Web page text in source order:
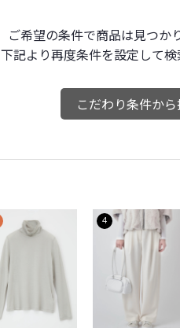
ご希望の条件で商品は見つか
下記より再度条件を設定して検
こだわり条件か
4